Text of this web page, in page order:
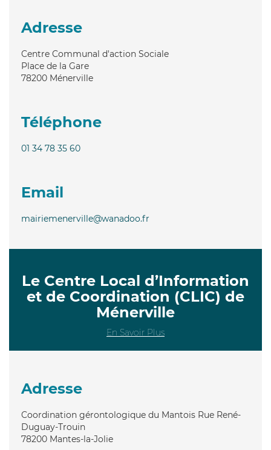
Adresse
Centre Communal d'action Sociale
Place de la Gare
78200 Ménerville
Téléphone
01 34 78 35 60
Email
mairiemenerville@wanadoo.fr
Le Centre Local d’Information
et de Coordination (CLIC) de
Ménerville
En Savoir Plus
Adresse
Coordination gérontologique du Mantois Rue René-
Duguay-Trouin
78200 Mantes-la-Jolie